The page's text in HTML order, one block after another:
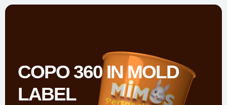
COPO 360 IN MOLD
LABEL